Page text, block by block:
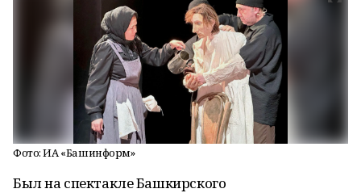
Фото: ИА «Башинформ»
Был на спектакле Башкирского